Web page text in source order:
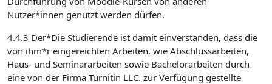
Nutzer*innen genutzt werden dürfen.
4.4.3 Der*Die Studierende ist damit einverstanden, dass die
von ihm*r eingereichten Arbeiten, wie Abschlussarbeiten,
Haus- und Seminararbeiten sowie Bachelorarbeiten durch
eine von der Firma Turnitin LLC. zur Verfügung gestellte